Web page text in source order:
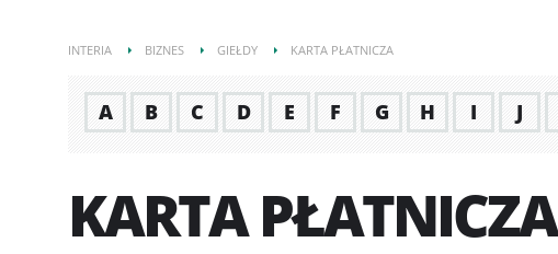
INTERIA BIZNES GIEŁDY KARTA PŁATNICZA
A B C D E F G H I J
KARTA PŁATNICZA